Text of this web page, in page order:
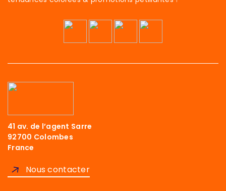
41 av. de l’agent Sarre
92700 Colombes
France
Nous contacter